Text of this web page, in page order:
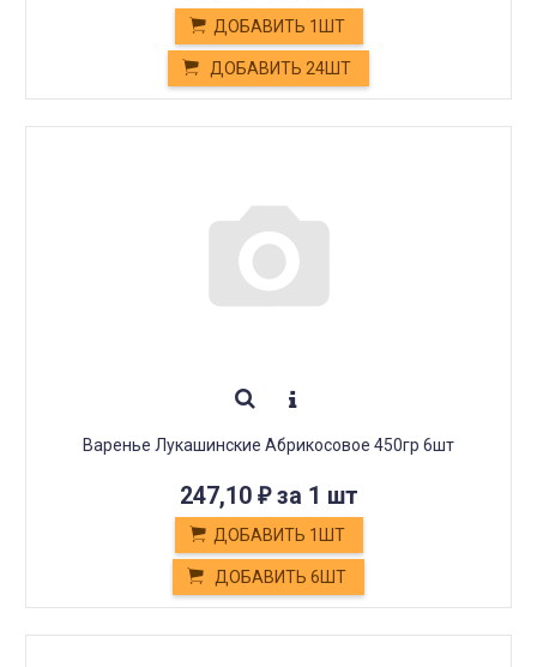
ДОБАВИТЬ 1ШТ
ДОБАВИТЬ 24ШТ
Варенье Лукашинские Абрикосовое 450гр 6шт
247,10 ₽за 1 шт
ДОБАВИТЬ 1ШТ
ДОБАВИТЬ 6ШТ